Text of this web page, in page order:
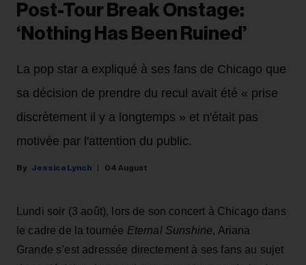
Post-Tour Break Onstage:
‘Nothing Has Been Ruined’
La pop star a expliqué à ses fans de Chicago que
sa décision de prendre du recul avait été « prise
discrètement il y a longtemps » et n'était pas
motivée par l'attention du public.
Jessica Lynch 04 August
Lundi soir (3 août), lors de son concert à Chicago dans
le cadre de la tournée Eternal Sunshine, Ariana
Grande s’est adressée directement à ses fans au sujet